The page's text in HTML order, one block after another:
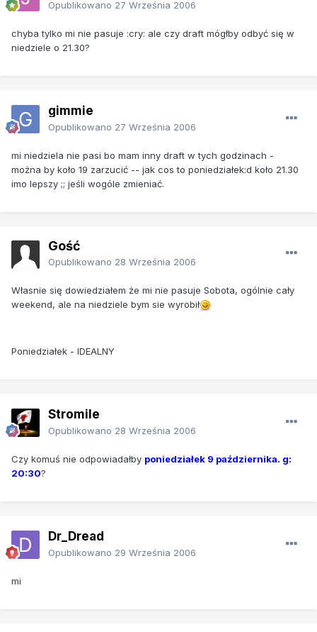
Opublikowano 27 Września 2006
chyba tylko mi nie pasuje :cry: ale czy draft mógłby odbyć się w
niedziele o 21.30?
gimmie
Opublikowano 27 Września 2006
mi niedziela nie pasi bo mam inny draft w tych godzinach -
można by koło 19 zarzucić -- jak cos to poniedziałek:d koło 21.30
imo lepszy ;; jeśli wogóle zmieniać.
Gość
Opublikowano 28 Września 2006
Własnie się dowiedziałem że mi nie pasuje Sobota, ogólnie cały
weekend, ale na niedziele bym sie wyrobił
Poniedziałek - IDEALNY
Stromile
Opublikowano 28 Września 2006
Czy komuś nie odpowiadałby poniedziałek 9 października. g:
20:30?
Dr_Dread
Opublikowano 29 Września 2006
mi